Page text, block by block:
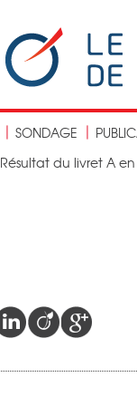
SONDAGE
Résultat du livret A